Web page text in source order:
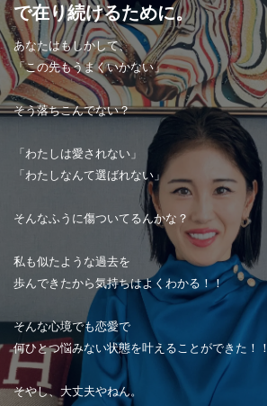
で在り続けるために。
あなたはもしかして、
「この先もうまくいかない」
そう落ちこんでない？
「わたしは愛されない」
「わたしなんて選ばれない」
そんなふうに傷ついてるんかな？
私も似たような過去を
歩んできたから気持ちはよくわかる！！
そんな心境でも恋愛で
何ひとつ悩みない状態を叶えることができた！！
そやし、大丈夫やねん。